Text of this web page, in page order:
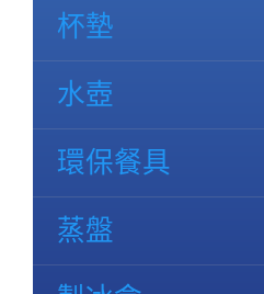
杯墊
水壺
環保餐具
蒸盤